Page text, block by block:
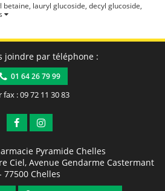
lauryl glucoside, decyl glucoside,
joindre par téléphone :
01 64 26 79 99
fax : 09 72 11 30 83
Pyramide Chelles
Ciel, Avenue Gendarme Castermant
77500 Chelles